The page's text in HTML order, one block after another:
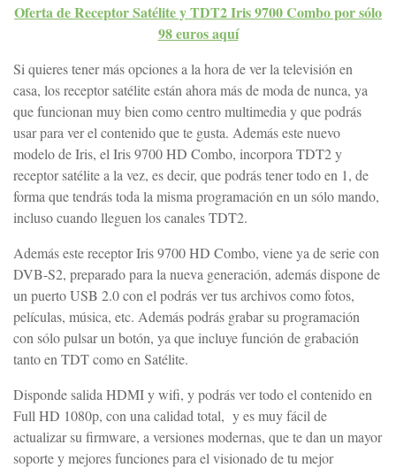
Oferta de Receptor Satélite y TDT2 Iris 9700 Combo por sólo
98 euros aquí
Si quieres tener más opciones a la hora de ver la televisión en
casa, los receptor satélite están ahora más de moda de nunca, ya
que funcionan muy bien como centro multimedia y que podrás
usar para ver el contenido que te gusta. Además este nuevo
modelo de Iris, el Iris 9700 HD Combo, incorpora TDT2 y
receptor satélite a la vez, es decir, que podrás tener todo en 1, de
forma que tendrás toda la misma programación en un sólo mando,
incluso cuando lleguen los canales TDT2.
Además este receptor Iris 9700 HD Combo, viene ya de serie con
DVB-S2, preparado para la nueva generación, además dispone de
un puerto USB 2.0 con el podrás ver tus archivos como fotos,
películas, música, etc. Además podrás grabar su programación
con sólo pulsar un botón, ya que incluye función de grabación
tanto en TDT como en Satélite.
Disponde salida HDMI y wifi, y podrás ver todo el contenido en
Full HD 1080p, con una calidad total, y es muy fácil de
actualizar su firmware, a versiones modernas, que te dan un mayor
soporte y mejores funciones para el visionado de tu mejor